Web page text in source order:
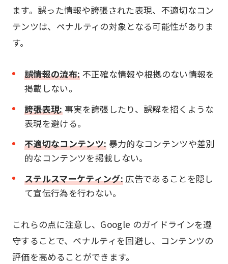
ます。誤った情報や誇張された表現、不適切なコン
テンツは、ペナルティの対象となる可能性がありま
す。
誤情報の流布: 不正確な情報や根拠のない情報を
掲載しない。
誇張表現:事実を誇張したり、誤解を招くような
表現を避ける。
不適切なコンテンツ: 暴力的なコンテンツや差別
的なコンテンツを掲載しない。
ステルスマーケティング: 広告であることを隠し
て宣伝行為を行わない。
これらの点に注意し、Google のガイドラインを遵
守することで、ペナルティを回避し、コンテンツの
評価を高めることができます。